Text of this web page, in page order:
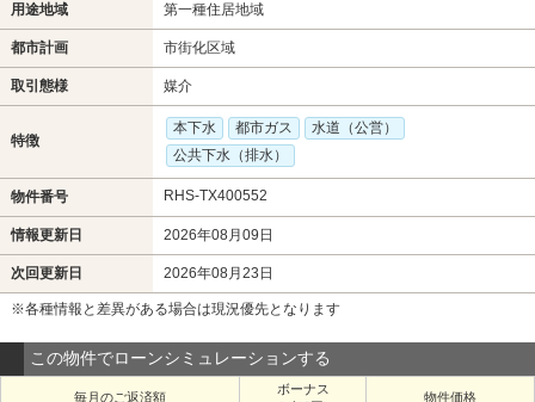
用途地域 第一種住居地域
都市計画 市街化区域
取引態様 媒介
特徴
本下水 都市ガス
水道（公営）
公共下水（排水）
物件番号 RHS-TX400552
情報更新日 2026年08月09日
次回更新日 2026年08月23日
※各種情報と差異がある場合は現況優先となります
この物件でローンシミュレーションする
毎月のご返済額
ボーナス
物件価格